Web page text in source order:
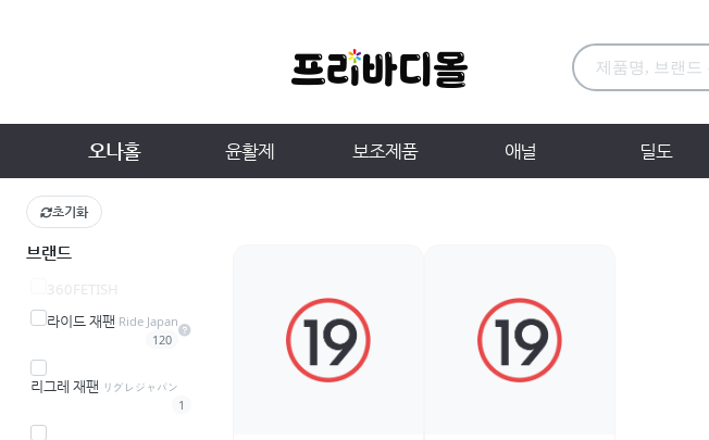
오나홀 윤활제 보조제품 애널 딜도
초기화
브랜드
360FETISH
라이드 재팬 Ride Japan
120
리그레 재팬 リグレジャパン
1